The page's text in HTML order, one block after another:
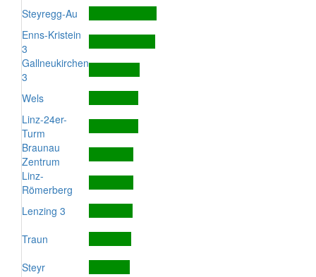
Steyregg-Au
Enns-Kristein
3
Gallneukirchen
3
Wels
Linz-24er-
Turm
Braunau
Zentrum
Linz-
Römerberg
Lenzing 3
Traun
Steyr